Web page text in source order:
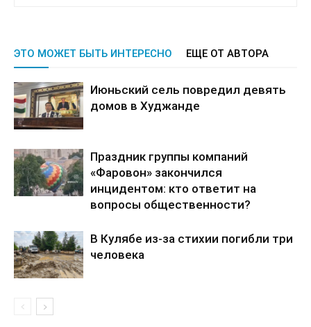
ЭТО МОЖЕТ БЫТЬ ИНТЕРЕСНО ЕЩЕ ОТ АВТОРА
Июньский сель повредил девять
домов в Худжанде
Праздник группы компаний
«Фаровон» закончился
инцидентом: кто ответит на
вопросы общественности?
В Кулябе из-за стихии погибли три
человека